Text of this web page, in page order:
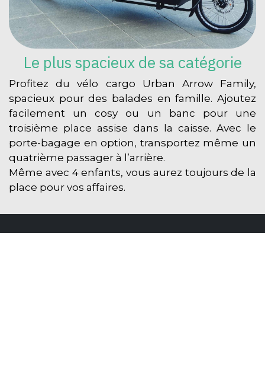
Le plus spacieux de sa catégorie
Profitez du vélo cargo Urban Arrow Family,
spacieux pour des balades en famille. Ajoutez
facilement un cosy ou un banc pour une
troisième place assise dans la caisse. Avec le
porte-bagage en option, transportez même un
quatrième passager à l’arrière.
Même avec 4 enfants, vous aurez toujours de la
place pour vos affaires.